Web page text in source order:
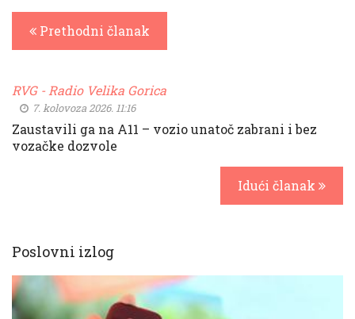
Prethodni članak
RVG - Radio Velika Gorica
7. kolovoza 2026. 11:16
Zaustavili ga na A11 – vozio unatoč zabrani i bez
vozačke dozvole
Idući članak
Poslovni izlog